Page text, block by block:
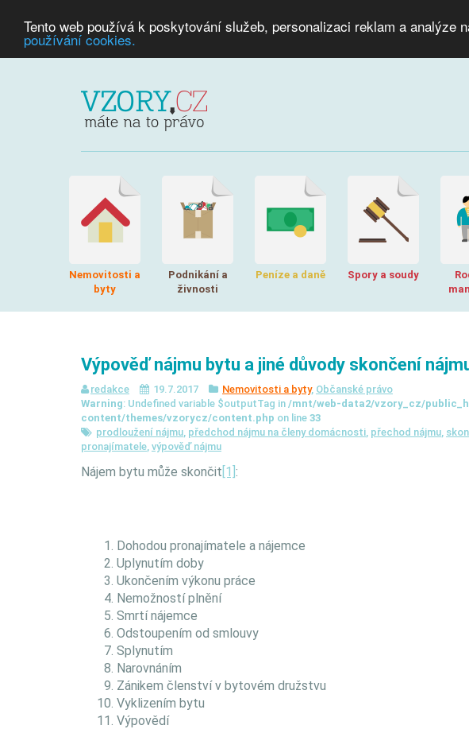
Tento web používá k poskytování služeb, personalizaci reklam a
používání cookies.
Nemovitosti a
byty
Podnikání a
živnosti
Peníze a daně Spory a soudy
Výpověď nájmu bytu a jiné důvody skončení
redakce 19.7.2017 Nemovitosti a byty, Občanské právo
Warning: Undefined variable $outputTag in /mnt/web-data2/vzory_cz/
content/themes/vzorycz/content.php on line 33
prodloužení nájmu, předchod nájmu na členy domácnosti, přechod nájmu,
pronajímatele, výpověď nájmu
Nájem bytu může skončit [1] :
Dohodou pronajímatele a nájemce
Uplynutím doby
Ukončením výkonu práce
Nemožností plnění
Smrtí nájemce
Odstoupením od smlouvy
Splynutím
Narovnáním
Zánikem členství v bytovém družstvu
Vyklizením bytu
Výpovědí